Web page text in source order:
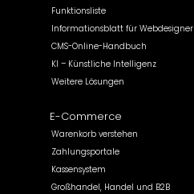
Funktionsliste
Informationsblatt für Webdesigner
CMS-Online-Handbuch
KI – Künstliche Intelligenz
Weitere Lösungen
E-Commerce
Warenkorb verstehen
Zahlungsportale
Kassensystem
Großhandel, Handel und B2B